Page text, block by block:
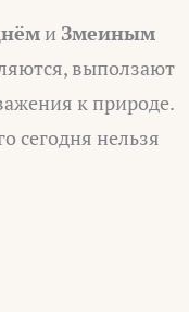
и Змеиным
выползают
к природе.
сегодня нельзя